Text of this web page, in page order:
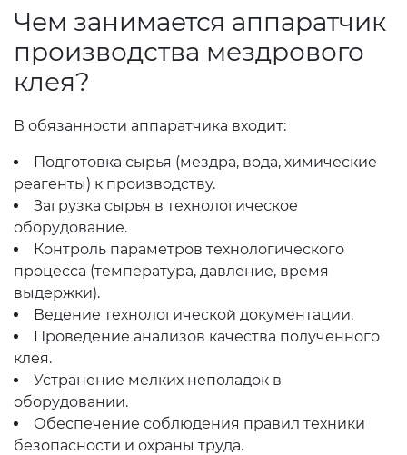
Чем занимается аппаратчик
производства мездрового
клея?
В обязанности аппаратчика входит:
Подготовка сырья (мездра, вода, химические
реагенты) к производству.
Загрузка сырья в технологическое
оборудование.
Контроль параметров технологического
процесса (температура, давление, время
выдержки).
Ведение технологической документации.
Проведение анализов качества полученного
клея.
Устранение мелких неполадок в
оборудовании.
Обеспечение соблюдения правил техники
безопасности и охраны труда.